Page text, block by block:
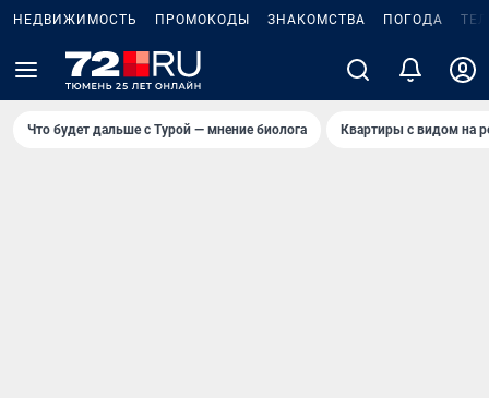
НЕДВИЖИМОСТЬ ПРОМОКОДЫ ЗНАКОМСТВА ПОГОДА
Что будет дальше с Турой — мнение биолога Квартиры с видом на